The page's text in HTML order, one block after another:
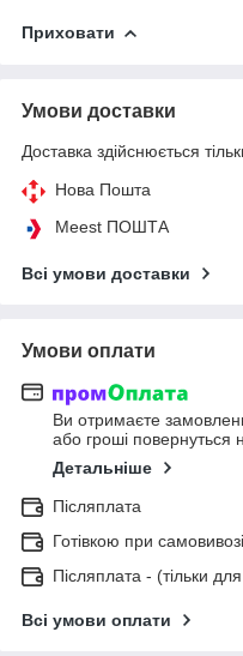
Приховати
Умови доставки
Доставка здійснюється
Нова Пошта
Meest ПОШТА
Всі умови доставки
Умови оплати
Ви отримаєте
або гроші повернуться
Детальніше
Післяплата
Готівкою при самовивозі
Післяплата - (тільки
Всі умови оплати